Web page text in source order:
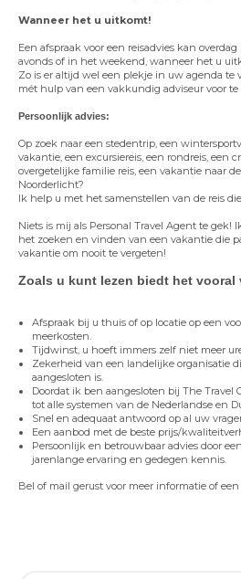
Wanneer het u uitkomt!
Een afspraak voor een reisadvies kan
avonds of in het weekend, wanneer het u
Zo is er altijd wel een plekje in uw agenda te
mét hulp van een vakkundig adviseur voor te
Persoonlijk advies:
Op zoek naar een stedentrip, een
vakantie, een excursiereis, een rondreis, een
overgetelijke familie reis, een vakantie naar
Noorderlicht?
Ik help u met het samenstellen van de reis
Niets is mij als Personal Travel Agent te gek!
het zoeken en vinden van een vakantie die
vakantie om nooit te vergeten!
Zoals u kunt lezen biedt het vooral
​Afspraak bij u thuis of op locatie op een
meerkosten.
Tijdwinst, u hoeft immers zelf niet meer
Zekerheid van een landelijke organisatie
aangesloten is.
Doordat ik ben aangesloten bij The Travel
tot alle systemen van de Nederlandse en
Snel en adequaat antwoord op al uw
Een aanbod met de beste prijs/
Persoonlijk en betrouwbaar advies door
jarenlange ervaring en gedegen kennis.
Bel of mail gerust voor meer informatie of een